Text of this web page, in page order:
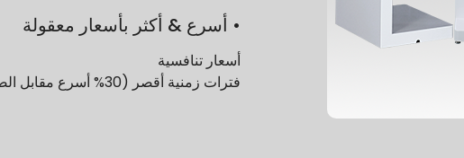
• أسرع & أكثر بأسعار معقولة
أسعار تنافسية
فترات زمنية أقصر (30% أسرع مقابل الصناعة)